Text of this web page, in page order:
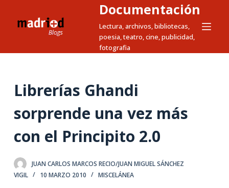
t
n
e
Documentación
Lectura, archivos, bibliotecas,
poesia, teatro, cine, publicidad,
fotografia
Librerías Ghandi
sorprende una vez más
con el Principito 2.0
JUAN CARLOS MARCOS RECIO/JUAN MIGUEL SÁNCHEZ
VIGIL
10 MARZO 2010 MISCELÁNEA